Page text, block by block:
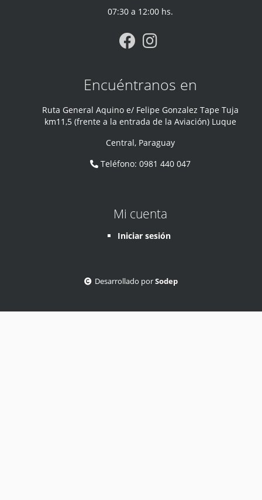
07:30 a 12:00 hs.
Encuéntranos en
Ruta General Aquino e/ Felipe Gonzalez Tape Tuja
km11,5 (frente a la entrada de la Aviación) Luque
Central, Paraguay
Teléfono:0981 440 047
Mi cuenta
Iniciar sesión
Desarrollado porSodep